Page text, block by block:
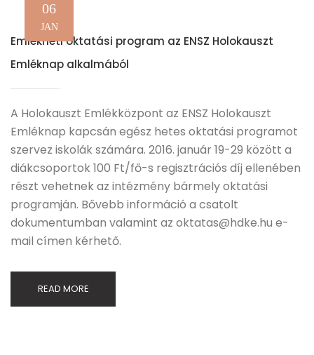
06
JAN
Emlékheti oktatási program az ENSZ Holokauszt
Emléknap alkalmából
A Holokauszt Emlékközpont az ENSZ Holokauszt
Emléknap kapcsán egész hetes oktatási programot
szervez iskolák számára. 2016. január 19-29 között a
diákcsoportok 100 Ft/fő-s regisztrációs díj ellenében
részt vehetnek az intézmény bármely oktatási
programján. Bővebb információ a csatolt
dokumentumban valamint az oktatas@hdke.hu e-
mail címen kérhető.
READ MORE